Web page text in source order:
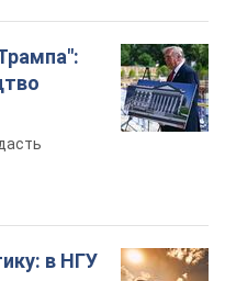
в НГУ